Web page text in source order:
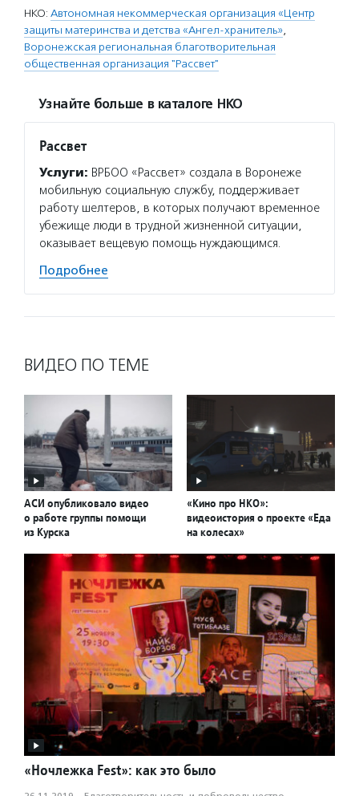
НКО: Автономная некоммерческая организация «Центр
защиты материнства и детства «Ангел-хранитель»,
Воронежская региональная благотворительная
общественная организация "Рассвет"
Узнайте больше в каталоге НКО
Рассвет
Услуги: ВРБОО «Рассвет» создала в Воронеже
мобильную социальную службу, поддерживает
работу шелтеров, в которых получают временное
убежище люди в трудной жизненной ситуации,
оказывает вещевую помощь нуждающимся.
Подробнее
ВИДЕО ПО ТЕМЕ
АСИ опубликовало видео
о работе группы помощи
из Курска
«Кино про НКО»:
видеоистория о проекте «Еда
на колесах»
«Ночлежка Fest»: как это было